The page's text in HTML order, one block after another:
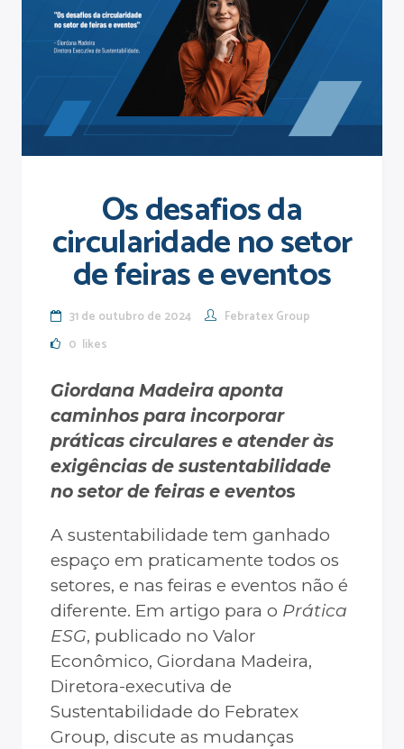
Os desafios da
circularidade no setor
de feiras e eventos
31 de outubro de 2024
Febratex Group
0 likes
Giordana Madeira aponta
caminhos para incorporar
práticas circulares e atender às
exigências de sustentabilidade
no setor de feiras e eventos
A sustentabilidade tem ganhado
espaço em praticamente todos os
setores, e nas feiras e eventos não é
diferente. Em artigo para o Prática
ESG, publicado no Valor
Econômico, Giordana Madeira,
Diretora-executiva de
Sustentabilidade do Febratex
Group, discute as mudanças